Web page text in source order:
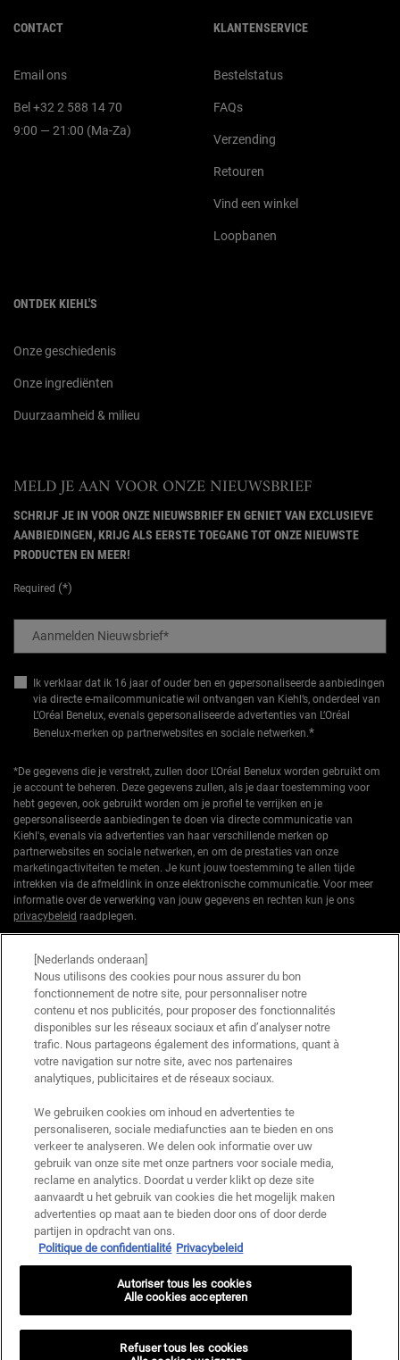
CONTACT
Email ons
Bel +32 2 588 14 70
9:00 — 21:00 (Ma-Za)
KLANTENSERVICE
Bestelstatus
FAQs
Verzending
Retouren
Vind een winkel
Loopbanen
ONTDEK KIEHL'S
Onze geschiedenis
Onze ingrediënten
Duurzaamheid & milieu
MELD JE AAN VOOR ONZE NIEUWSBRIEF
SCHRIJF JE IN VOOR ONZE NIEUWSBRIEF EN GENIET VAN EXCLUSIEVE
AANBIEDINGEN, KRIJG ALS EERSTE TOEGANG TOT ONZE NIEUWSTE
PRODUCTEN EN MEER!
Required (*)
Aanmelden Nieuwsbrief*
Ik verklaar dat ik 16 jaar of ouder ben en gepersonaliseerde aanbiedingen
via directe e-mailcommunicatie wil ontvangen van Kiehl’s, onderdeel van
L’Oréal Benelux, evenals gepersonaliseerde advertenties van L’Oréal
Benelux-merken op partnerwebsites en sociale netwerken.*
*De gegevens die je verstrekt, zullen door L'Oréal Benelux worden gebruikt om
je account te beheren. Deze gegevens zullen, als je daar toestemming voor
hebt gegeven, ook gebruikt worden om je profiel te verrijken en je
gepersonaliseerde aanbiedingen te doen via directe communicatie van
Kiehl's, evenals via advertenties van haar verschillende merken op
partnerwebsites en sociale netwerken, en om de prestaties van onze
marketingactiviteiten te meten. Je kunt jouw toestemming te allen tijde
intrekken via de afmeldlink in onze elektronische communicatie. Voor meer
informatie over de verwerking van jouw gegevens en rechten kun je ons
privacybeleid raadplegen.
met andere aanbiedingen of promoties, maar wel cumuleerbaar met «
Cadeau bij aankoop » aanbiedingen. Beperkt tot één keer te gebruiken per
klant. Niet geldig op limited editions en bundels.
Deze site wordt beschermd door Cloudflare en het privacybeleid en de
gebruiksvoorwaarden zijn van toepassing.
Fabrikantinformatie
KIEHL'S
14, rue Royale - 75008 Paris France
kiehls@be.oaccare.com
Gebruiksvoorwaarden
[Nederlands onderaan]
Nous utilisons des cookies pour nous assurer du bon
fonctionnement de notre site, pour personnaliser notre
contenu et nos publicités, pour proposer des fonctionnalités
disponibles sur les réseaux sociaux et afin d’analyser notre
trafic. Nous partageons également des informations, quant à
votre navigation sur notre site, avec nos partenaires
analytiques, publicitaires et de réseaux sociaux.
We gebruiken cookies om inhoud en advertenties te
personaliseren, sociale mediafuncties aan te bieden en ons
verkeer te analyseren. We delen ook informatie over uw
gebruik van onze site met onze partners voor sociale media,
reclame en analytics. Doordat u verder klikt op deze site
aanvaardt u het gebruik van cookies die het mogelijk maken
advertenties op maat aan te bieden door ons of door derde
partijen in opdracht van ons.
Politique de confidentialité Privacybeleid
Refuser tous les cookies
Autoriser tous les cookies
Alle cookies accepteren